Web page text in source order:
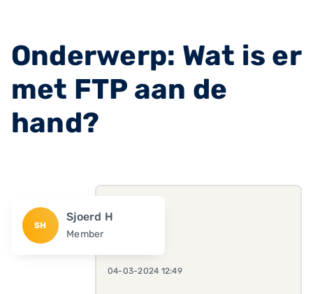
Onderwerp: Wat is er
met FTP aan de
hand?
SH
Sjoerd H
Member
04-03-2024 12:49